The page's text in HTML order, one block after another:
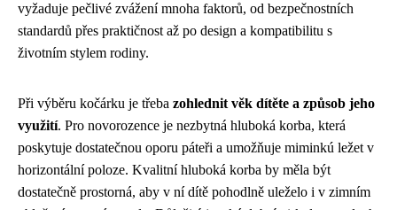
vyžaduje pečlivé zvážení mnoha faktorů, od bezpečnostních
standardů přes praktičnost až po design a kompatibilitu s
životním stylem rodiny.
Při výběru kočárku je třeba zohlednit věk dítěte a způsob jeho
využití. Pro novorozence je nezbytná hluboká korba, která
poskytuje dostatečnou oporu páteři a umožňuje miminkú ležet v
horizontální poloze. Kvalitní hluboká korba by měla být
dostatečně prostorná, aby v ní dítě pohodlně uleželo i v zimním